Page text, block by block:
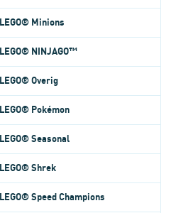
LEGO® Minions
LEGO® NINJAGO™
LEGO® Overig
LEGO® Pokémon
LEGO® Seasonal
LEGO® Shrek
LEGO® Speed Champions